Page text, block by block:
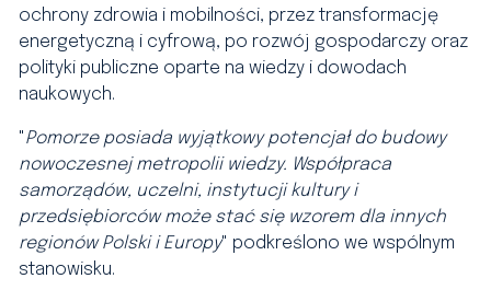
ochrony zdrowia i mobilności, przez transformację
energetyczną i cyfrową, po rozwój gospodarczy oraz
polityki publiczne oparte na wiedzy i dowodach
naukowych.
"Pomorze posiada wyjątkowy potencjał do budowy
nowoczesnej metropolii wiedzy. Współpraca
samorządów, uczelni, instytucji kultury i
przedsiębiorców może stać się wzorem dla innych
regionów Polski i Europy" podkreślono we wspólnym
stanowisku.